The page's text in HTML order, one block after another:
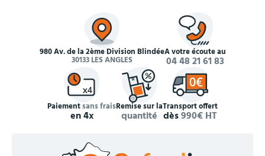
980 Av. de la 2ème Division Blindée
30133 LES ANGLES
À votre écoute au
04 48 21 61 83
Paiementsans frais
en 4x
Remise sur la
quantité
Transport offert
dès990€ HT